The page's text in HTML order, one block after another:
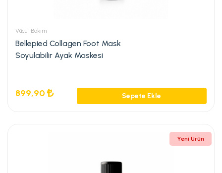
Vücut Bakım
Bellepied Collagen Foot Mask
Soyulabilir Ayak Maskesi
899,90 Sepete Ekle
Yeni Ürün